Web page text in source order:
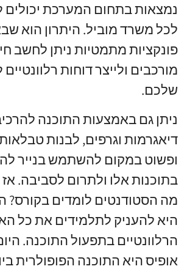
נמצאות בתחום המערכת יכולים
לכל משרד מוביל. היתרון הוא
פונקציות מתמטיות ניתן לחשב
מורכבים ולייצר דוחות
שלכם.
ניתן גם באמצעות התוכנה
דיאגרמות וגרפים, לבנות
ופשוט במקום להשתמש בנייר
בתוכנות אלו ולתרום לסביבה.
מה הסטודנטים לומדים בקורס?
היא להעניק לתלמידים את כל
הרלוונטיים בתפעול התוכנה.
אופיס היא התוכנה הפופולרית